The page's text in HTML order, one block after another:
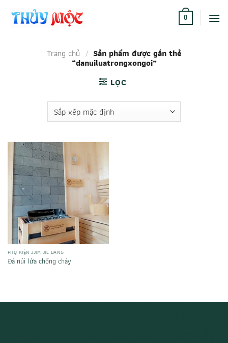
0
Trang chủ / Sản phẩm được gắn thẻ
“danuiluatrongxongoi”
LỌC
PHỤ KIỆN JJIM JIL BANG
Đá núi lửa chống cháy